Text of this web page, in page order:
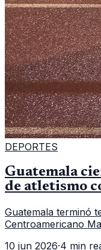
DEPORTES
Guatemala
de atletismo
Guatemala terminó
Centroamericano
10 jun 2026·4 min